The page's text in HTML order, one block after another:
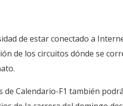
de estar conectado a
de los circuitos dónde se
de Calendario-F1 también